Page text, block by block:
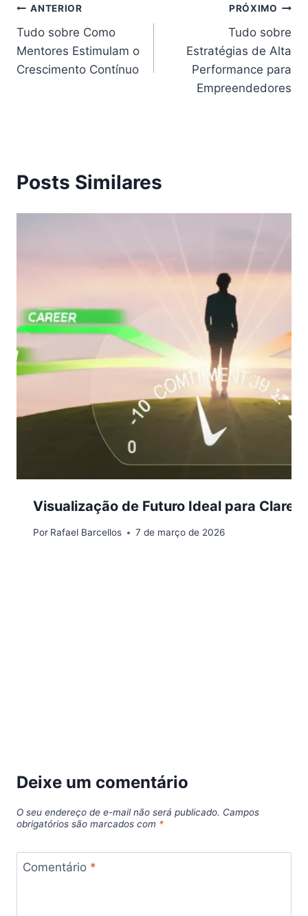
Navegação
de
Post
ANTERIOR
Tudo sobre Como
Mentores Estimulam o
Crescimento Contínuo
PRÓXIMO
Tudo sobre
Estratégias de Alta
Performance para
Empreendedores
Posts Similares
Visualização de Futuro Ideal para
Por Rafael Barcellos 7 de março de 2026
Deixe um comentário
O seu endereço de e-mail não será publicado. Campos
obrigatórios são marcados com *
Comentário *